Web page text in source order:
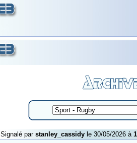
Signalé par stanley_cassidyle 30/05/2026 à